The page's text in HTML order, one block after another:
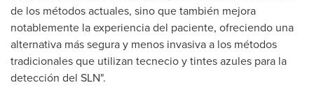
de los métodos actuales, sino que también mejora
notablemente la experiencia del paciente, ofreciendo una
alternativa más segura y menos invasiva a los métodos
tradicionales que utilizan tecnecio y tintes azules para la
detección del SLN".